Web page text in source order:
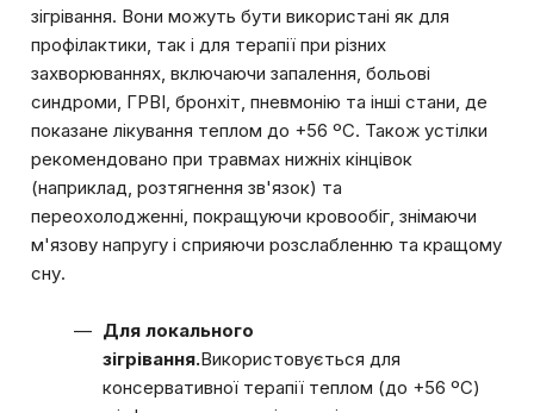
зігрівання. Вони можуть бути використані як для
профілактики, так і для терапії при різних
захворюваннях, включаючи запалення, больові
синдроми, ГРВІ, бронхіт, пневмонію та інші стани, де
показане лікування теплом до +56 ºС. Також устілки
рекомендовано при травмах нижніх кінцівок
(наприклад, розтягнення зв'язок) та
переохолодженні, покращуючи кровообіг, знімаючи
м'язову напругу і сприяючи розслабленню та кращому
сну.
Для локального
зігрівання.Використовується для
консервативної терапії теплом (до +56 ºС)